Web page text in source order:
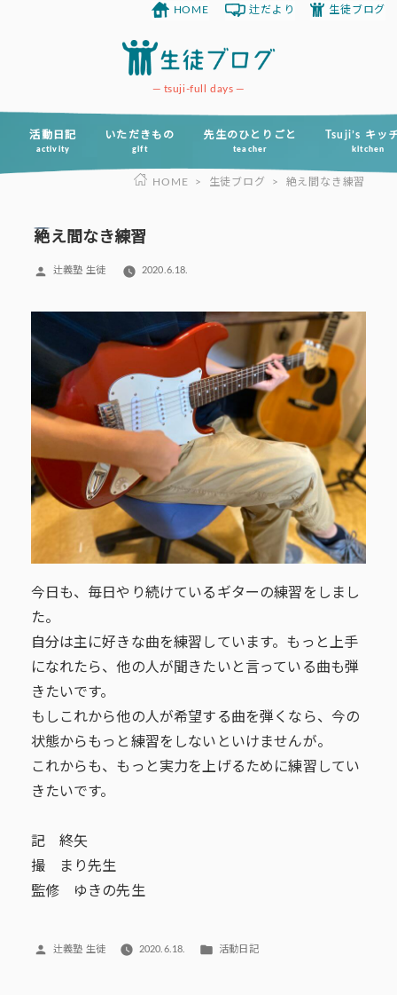
ツ
tsuji-full days
活動日記
activity
いただきもの
gift
先生のひとりごと
teacher
Tsuji’s キッ
kitchen
HOME 辻だより 生徒ブログ
HOME > 生徒ブログ > 絶え間なき練習
絶え間なき練習
投
辻義塾 生徒 2020.6.18.
今日も、毎日やり続けているギターの練習をしまし
た。
自分は主に好きな曲を練習しています。もっと上手
になれたら、他の人が聞きたいと言っている曲も弾
きたいです。
もしこれから他の人が希望する曲を弾くなら、今の
状態からもっと練習をしないといけませんが。
これからも、もっと実力を上げるために練習してい
きたいです。
記 終矢
撮 まり先生
監修 ゆきの先生
投
辻義塾 生徒 2020.6.18.
カ
活動日記